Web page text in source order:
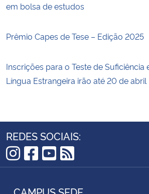
em bolsa de estudos
Prêmio Capes de Tese – Edição 2025
Inscrições para o Teste de Suficiência
Língua Estrangeira irão até 20 de abril
REDES SOCIAIS:
Instagram
Facebook
YouTube
RSS